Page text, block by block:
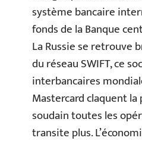
système bancaire
fonds de la Banque
La Russie se retrouve
du réseau SWIFT, ce
interbancaires
Mastercard claquent
soudain toutes les
transite plus.